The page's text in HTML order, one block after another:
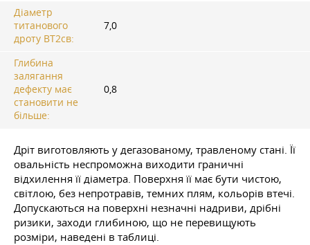
Діаметр
титанового
дроту ВТ2св:
7,0
Глибина
залягання
дефекту має
становити не
більше:
0,8
Дріт виготовляють у дегазованому, травленому стані. Її
овальність неспроможна виходити граничні
відхилення її діаметра. Поверхня її має бути чистою,
світлою, без непротравів, темних плям, кольорів втечі.
Допускаються на поверхні незначні надриви, дрібні
ризики, заходи глибиною, що не перевищують
розміри, наведені в таблиці.